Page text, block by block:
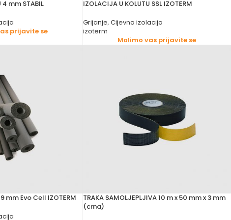
4 mm STABIL
prijavite se
IZOLACIJA U KOLUTU SSL IZOTERM
Grijanje, Cijevna izolacija
izoterm
Molimo vas prijavite se
mm Evo Cell IZOTERM
TRAKA SAMOLJEPLJIVA 10 m x 50 mm x 3 mm
(crna)